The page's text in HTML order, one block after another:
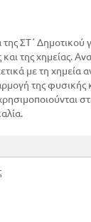
ΣΤ΄ Δημοτικού
της χημείας.
με τη χημεία
της φυσικής